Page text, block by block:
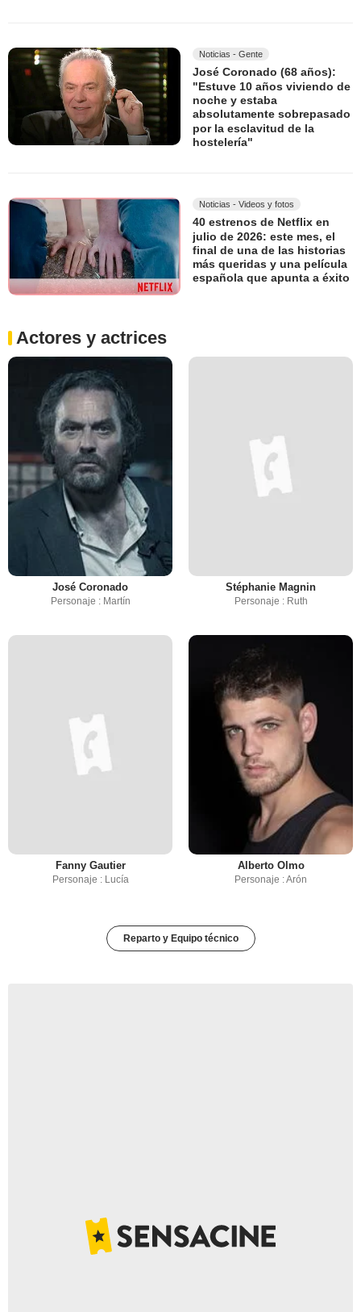
Noticias - Gente
José Coronado (68 años):
"Estuve 10 años viviendo de
noche y estaba
absolutamente sobrepasado
por la esclavitud de la
hostelería"
Noticias - Videos y fotos
40 estrenos de Netflix en
julio de 2026: este mes, el
final de una de las historias
más queridas y una película
española que apunta a éxito
Actores y actrices
José Coronado
Personaje : Martín
Stéphanie Magnin
Personaje : Ruth
Fanny Gautier
Personaje : Lucía
Alberto Olmo
Personaje : Arón
Reparto y Equipo técnico